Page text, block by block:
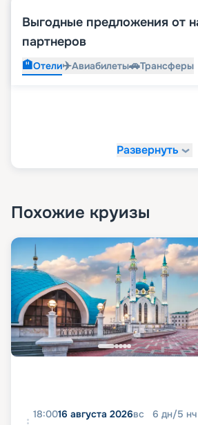
Выгодные предложения от
партнеров
🏨Отели✈️Авиабилеты🚗Трансферы
Развернуть
Похожие круизы
18:0016 августа 2026вс 6 дн/5 нч